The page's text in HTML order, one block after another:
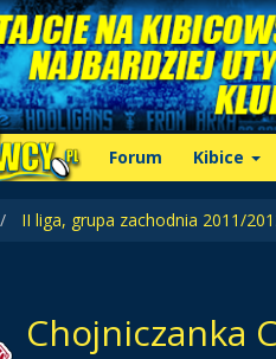
Forum Kibice
II liga, grupa zachodnia 2011/
Chojniczanka